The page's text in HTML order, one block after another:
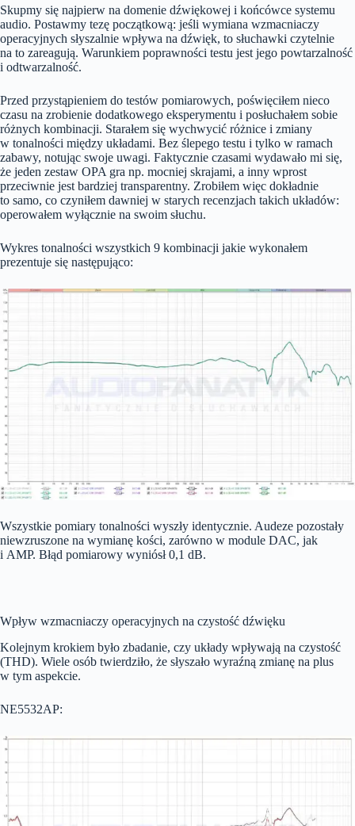
Skupmy się najpierw na domenie dźwiękowej i końcówce systemu
audio. Postawmy tezę początkową: jeśli wymiana wzmacniaczy
operacyjnych słyszalnie wpływa na dźwięk, to słuchawki czytelnie
na to zareagują. Warunkiem poprawności testu jest jego powtarzalność
i odtwarzalność.
Przed przystąpieniem do testów pomiarowych, poświęciłem nieco
czasu na zrobienie dodatkowego eksperymentu i posłuchałem sobie
różnych kombinacji. Starałem się wychwycić różnice i zmiany
w tonalności między układami. Bez ślepego testu i tylko w ramach
zabawy, notując swoje uwagi. Faktycznie czasami wydawało mi się,
że jeden zestaw OPA gra np. mocniej skrajami, a inny wprost
przeciwnie jest bardziej transparentny. Zrobiłem więc dokładnie
to samo, co czyniłem dawniej w starych recenzjach takich układów:
operowałem wyłącznie na swoim słuchu.
Wykres tonalności wszystkich 9 kombinacji jakie wykonałem
prezentuje się następująco:
Wszystkie pomiary tonalności wyszły identycznie. Audeze pozostały
niewzruszone na wymianę kości, zarówno w module DAC, jak
i AMP. Błąd pomiarowy wyniósł 0,1 dB.
Wpływ wzmacniaczy operacyjnych na czystość dźwięku
Kolejnym krokiem było zbadanie, czy układy wpływają na czystość
(THD). Wiele osób twierdziło, że słyszało wyraźną zmianę na plus
w tym aspekcie.
NE5532AP: